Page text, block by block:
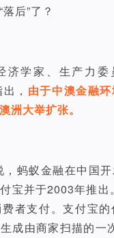
后”了？
济学家、生产力委
， 由于中澳金融
洲大举扩张。
蚂蚁金融在中国
宝并于2003年推
者支付。支付宝的
成由商家扫描的一